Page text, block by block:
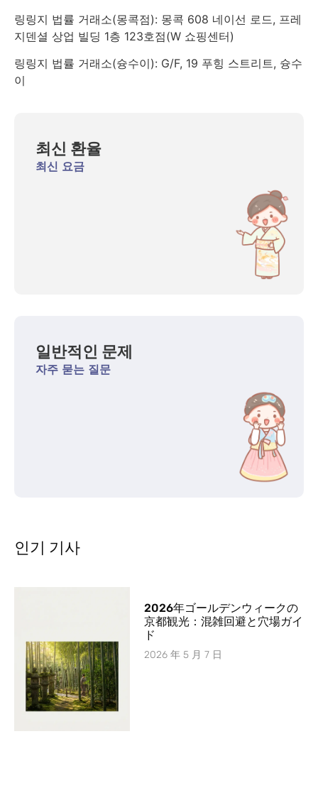
링링지 법률 거래소(몽콕점): 몽콕 608 네이선 로드, 프레
지덴셜 상업 빌딩 1층 123호점(W 쇼핑센터)
링링지 법률 거래소(슝수이): G/F, 19 푸힝 스트리트, 슝수
이
최신 환율
최신 요금
일반적인 문제
자주 묻는 질문
인기 기사
2026年ゴールデンウィークの
京都観光：混雑回避と穴場ガイ
ド
2026 年 5 月 7 日